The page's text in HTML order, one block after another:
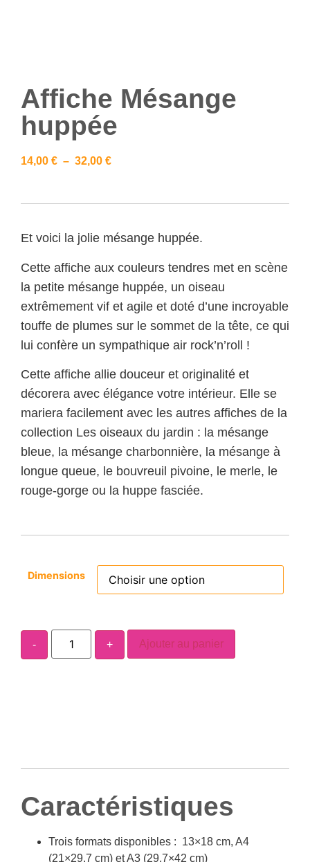
Affiche Mésange
huppée
14,00 € – 32,00 €
Et voici la jolie mésange huppée.
Cette affiche aux couleurs tendres met en scène
la petite mésange huppée, un oiseau
extrêmement vif et agile et doté d’une incroyable
touffe de plumes sur le sommet de la tête, ce qui
lui confère un sympathique air rock’n’roll !
Cette affiche allie douceur et originalité et
décorera avec élégance votre intérieur. Elle se
mariera facilement avec les autres affiches de la
collection Les oiseaux du jardin : la mésange
bleue, la mésange charbonnière, la mésange à
longue queue, le bouvreuil pivoine, le merle, le
rouge-gorge ou la huppe fasciée.
Dimensions
- + Ajouter au panier
Caractéristiques
Trois formats disponibles : 13×18 cm, A4
(21×29,7 cm) et A3 (29,7×42 cm)